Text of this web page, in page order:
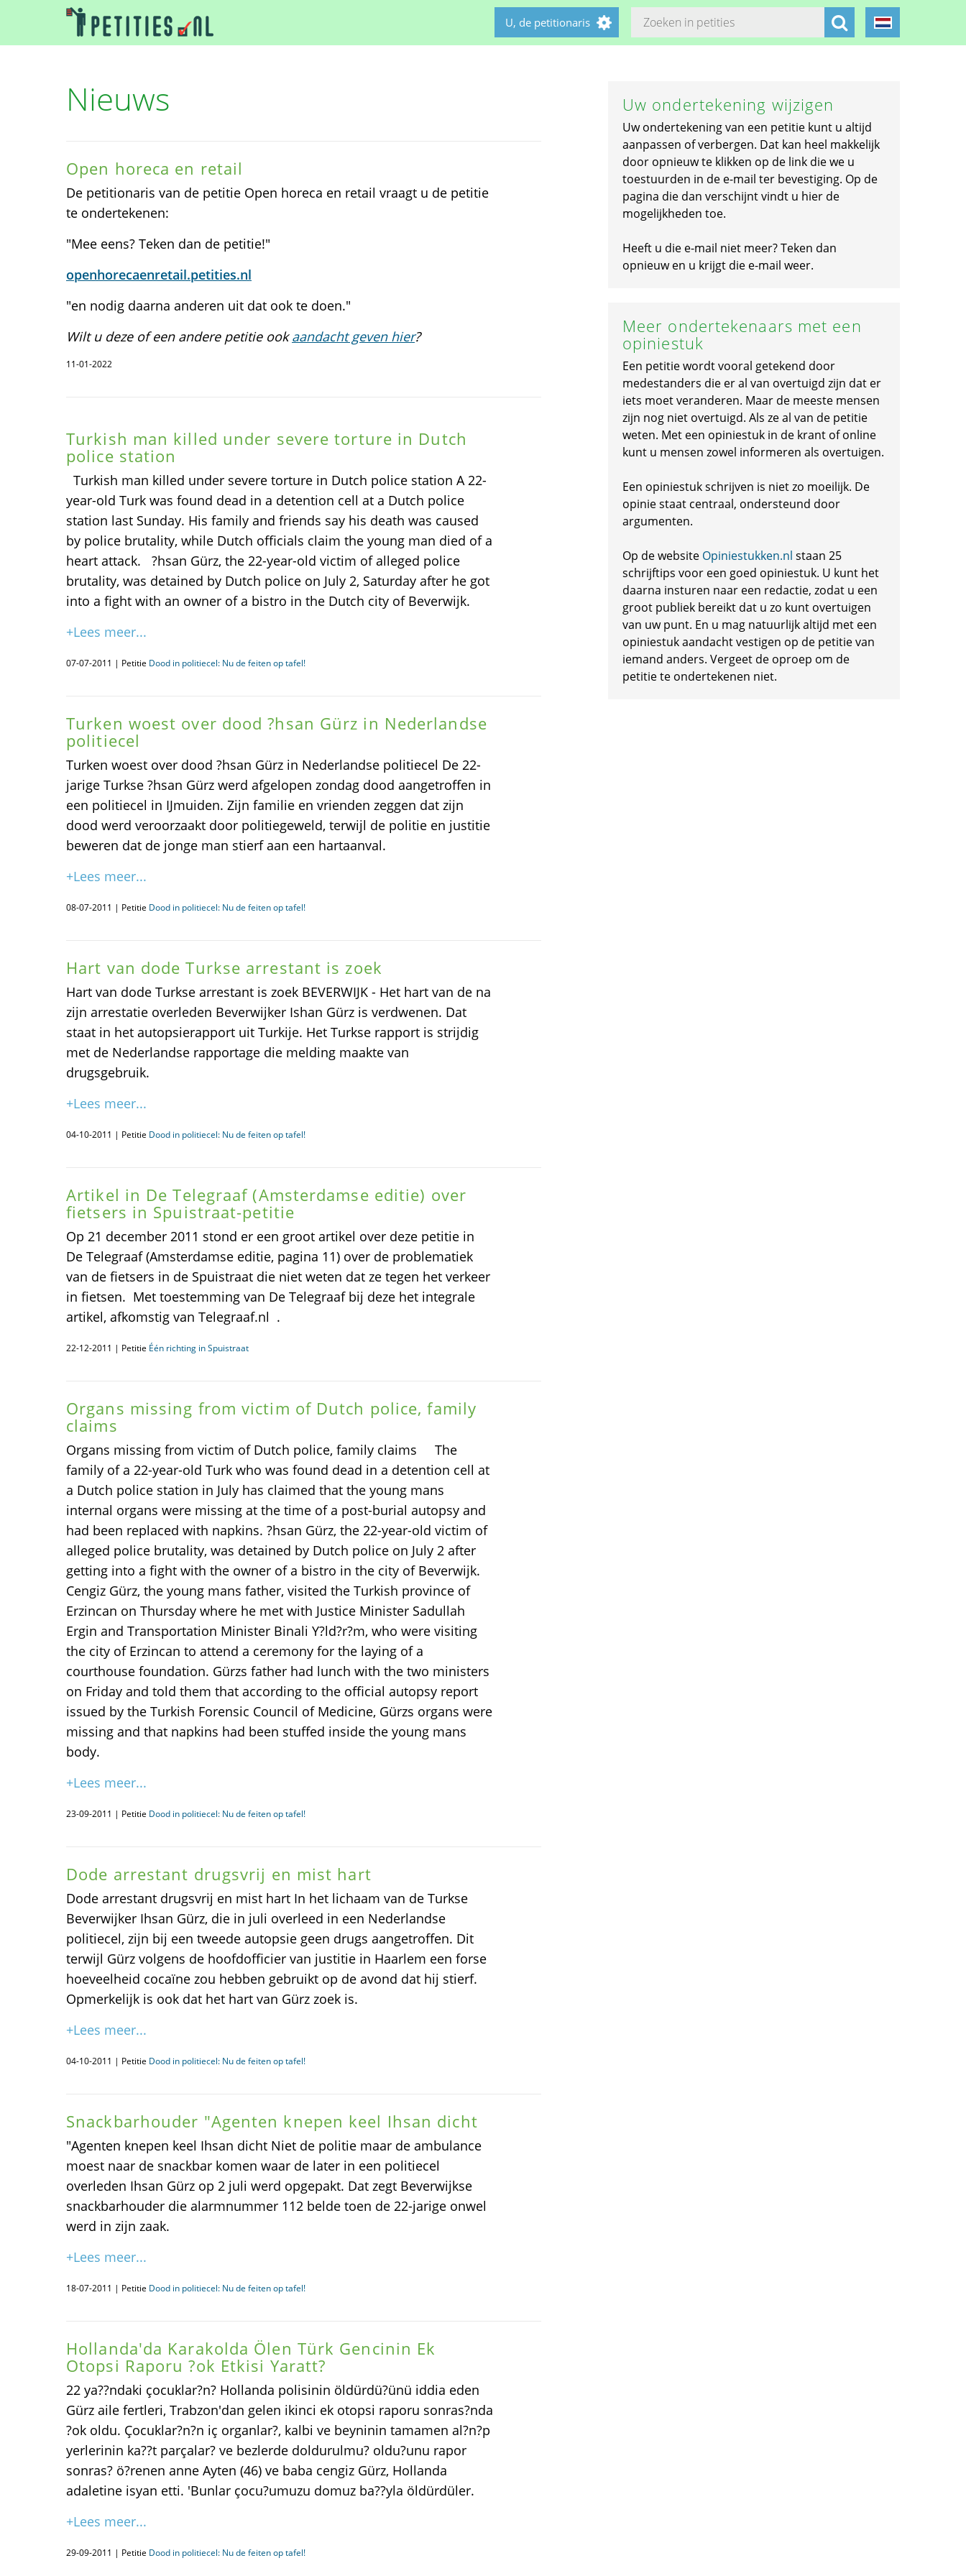
U, de petitionaris
Nieuws
Open horeca en retail
De petitionaris van de petitie Open horeca en retail vraagt u de petitie
te ondertekenen:
"Mee eens? Teken dan de petitie!"
openhorecaenretail.petities.nl
"en nodig daarna anderen uit dat ook te doen."
Wilt u deze of een andere petitie ookaandacht geven hier?
11-01-2022
Turkish man killed under severe torture in Dutch
police station
Turkish man killed under severe torture in Dutch police station A 22-
year-old Turk was found dead in a detention cell at a Dutch police
station last Sunday. His family and friends say his death was caused
by police brutality, while Dutch officials claim the young man died of a
heart attack. ?hsan Gürz, the 22-year-old victim of alleged police
brutality, was detained by Dutch police on July 2, Saturday after he got
into a fight with an owner of a bistro in the Dutch city of Beverwijk.
+Lees meer...
07-07-2011 | Petitie Dood in politiecel: Nu de feiten op tafel!
Turken woest over dood ?hsan Gürz in Nederlandse
politiecel
Turken woest over dood ?hsan Gürz in Nederlandse politiecel De 22-
jarige Turkse ?hsan Gürz werd afgelopen zondag dood aangetroffen in
een politiecel in IJmuiden. Zijn familie en vrienden zeggen dat zijn
dood werd veroorzaakt door politiegeweld, terwijl de politie en justitie
beweren dat de jonge man stierf aan een hartaanval.
+Lees meer...
08-07-2011 | Petitie Dood in politiecel: Nu de feiten op tafel!
Hart van dode Turkse arrestant is zoek
Hart van dode Turkse arrestant is zoek BEVERWIJK - Het hart van de na
zijn arrestatie overleden Beverwijker Ishan Gürz is verdwenen. Dat
staat in het autopsierapport uit Turkije. Het Turkse rapport is strijdig
met de Nederlandse rapportage die melding maakte van
drugsgebruik.
+Lees meer...
04-10-2011 | Petitie Dood in politiecel: Nu de feiten op tafel!
Artikel in De Telegraaf (Amsterdamse editie) over
fietsers in Spuistraat-petitie
Op 21 december 2011 stond er een groot artikel over deze petitie in
De Telegraaf (Amsterdamse editie, pagina 11) over de problematiek
van de fietsers in de Spuistraat die niet weten dat ze tegen het verkeer
in fietsen. Met toestemming van De Telegraaf bij deze het integrale
artikel, afkomstig van Telegraaf.nl .
22-12-2011 | Petitie Één richting in Spuistraat
Organs missing from victim of Dutch police, family
claims
Organs missing from victim of Dutch police, family claims The
family of a 22-year-old Turk who was found dead in a detention cell at
a Dutch police station in July has claimed that the young mans
internal organs were missing at the time of a post-burial autopsy and
had been replaced with napkins. ?hsan Gürz, the 22-year-old victim of
alleged police brutality, was detained by Dutch police on July 2 after
getting into a fight with the owner of a bistro in the city of Beverwijk.
Cengiz Gürz, the young mans father, visited the Turkish province of
Erzincan on Thursday where he met with Justice Minister Sadullah
Ergin and Transportation Minister Binali Y?ld?r?m, who were visiting
the city of Erzincan to attend a ceremony for the laying of a
courthouse foundation. Gürzs father had lunch with the two ministers
on Friday and told them that according to the official autopsy report
issued by the Turkish Forensic Council of Medicine, Gürzs organs were
missing and that napkins had been stuffed inside the young mans
body.
+Lees meer...
23-09-2011 | Petitie Dood in politiecel: Nu de feiten op tafel!
Dode arrestant drugsvrij en mist hart
Dode arrestant drugsvrij en mist hart In het lichaam van de Turkse
Beverwijker Ihsan Gürz, die in juli overleed in een Nederlandse
politiecel, zijn bij een tweede autopsie geen drugs aangetroffen. Dit
terwijl Gürz volgens de hoofdofficier van justitie in Haarlem een forse
hoeveelheid cocaïne zou hebben gebruikt op de avond dat hij stierf.
Opmerkelijk is ook dat het hart van Gürz zoek is.
+Lees meer...
04-10-2011 | Petitie Dood in politiecel: Nu de feiten op tafel!
Snackbarhouder "Agenten knepen keel Ihsan dicht
"Agenten knepen keel Ihsan dicht Niet de politie maar de ambulance
moest naar de snackbar komen waar de later in een politiecel
overleden Ihsan Gürz op 2 juli werd opgepakt. Dat zegt Beverwijkse
snackbarhouder die alarmnummer 112 belde toen de 22-jarige onwel
werd in zijn zaak.
+Lees meer...
18-07-2011 | Petitie Dood in politiecel: Nu de feiten op tafel!
Hollanda'da Karakolda Ölen Türk Gencinin Ek
Otopsi Raporu ?ok Etkisi Yaratt?
22 ya??ndaki çocuklar?n? Hollanda polisinin öldürdü?ünü iddia eden
Gürz aile fertleri, Trabzon'dan gelen ikinci ek otopsi raporu sonras?nda
?ok oldu. Çocuklar?n?n iç organlar?, kalbi ve beyninin tamamen al?n?p
yerlerinin ka??t parçalar? ve bezlerde doldurulmu? oldu?unu rapor
sonras? ö?renen anne Ayten (46) ve baba cengiz Gürz, Hollanda
adaletine isyan etti. 'Bunlar çocu?umuzu domuz ba??yla öldürdüler.
+Lees meer...
29-09-2011 | Petitie Dood in politiecel: Nu de feiten op tafel!
Uw ondertekening wijzigen
Uw ondertekening van een petitie kunt u altijd
aanpassen of verbergen. Dat kan heel makkelijk
door opnieuw te klikken op de link die we u
toestuurden in de e-mail ter bevestiging. Op de
pagina die dan verschijnt vindt u hier de
mogelijkheden toe.
Heeft u die e-mail niet meer? Teken dan
opnieuw en u krijgt die e-mail weer.
Meer ondertekenaars met een
opiniestuk
Een petitie wordt vooral getekend door
medestanders die er al van overtuigd zijn dat er
iets moet veranderen. Maar de meeste mensen
zijn nog niet overtuigd. Als ze al van de petitie
weten. Met een opiniestuk in de krant of online
kunt u mensen zowel informeren als overtuigen.
Een opiniestuk schrijven is niet zo moeilijk. De
opinie staat centraal, ondersteund door
argumenten.
Op de website Opiniestukken.nl staan 25
schrijftips voor een goed opiniestuk. U kunt het
daarna insturen naar een redactie, zodat u een
groot publiek bereikt dat u zo kunt overtuigen
van uw punt. En u mag natuurlijk altijd met een
opiniestuk aandacht vestigen op de petitie van
iemand anders. Vergeet de oproep om de
petitie te ondertekenen niet.